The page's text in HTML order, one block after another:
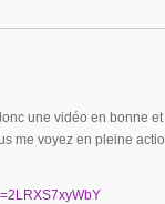
une vidéo en bonne
me voyez en pleine